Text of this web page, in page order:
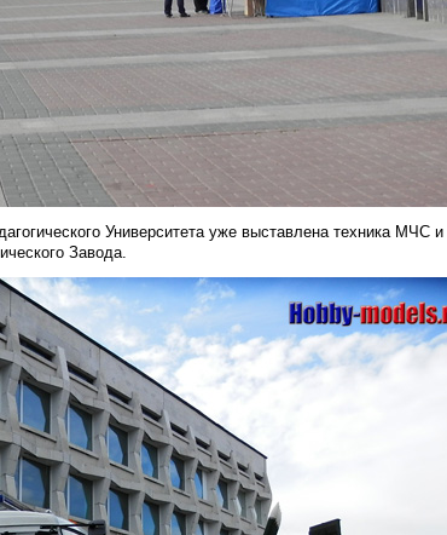
Университета уже выставлена техника МЧС и
Завода.